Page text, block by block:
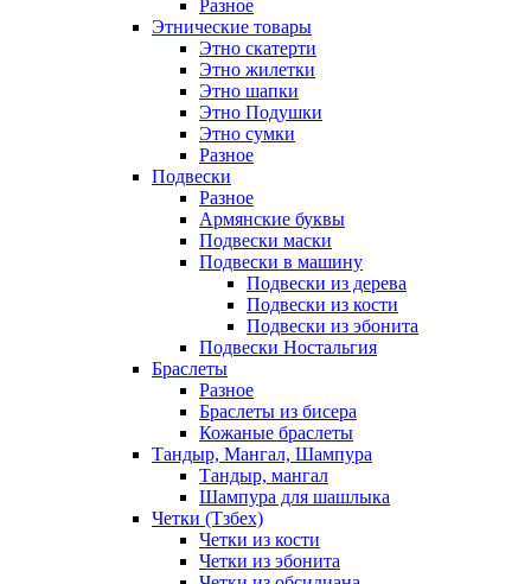
Разное
Этнические товары
Этно скатерти
Этно жилетки
Этно шапки
Этно Подушки
Этно сумки
Разное
Подвески
Разное
Армянские буквы
Подвески маски
Подвески в машину
Подвески из дерева
Подвески из кости
Подвески из эбонита
Подвески Ностальгия
Браслеты
Разное
Браслеты из бисера
Кожаные браслеты
Тандыр, Мангал, Шампура
Тандыр, мангал
Шампура для шашлыка
Четки (Тзбех)
Четки из кости
Четки из эбонита